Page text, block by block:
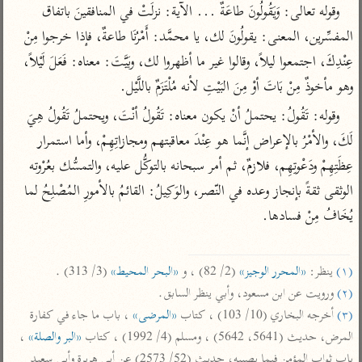
تفسير السمرقندي
تفسير الثعلبي
تفسير أبي السعود
الكشاف للزمخشري
الدر المنثور
تفسير ابن أبي حاتم
تفسير مقاتل
اشترك لتصلك أخبار مشاريعنا
راسلنا •تليجرام •تويتر
تعليمات•عن الباحث القرآني
وهو مأخوذٌ مِنْ بَاتَ أوْ مِنَ البَيْتِ لأنه مُلْتَزَمٌ باللَّيْل.
لَكَ، والأمْرُ بالإعراض إنَّما هو عِنْدَ معاقبتهم ومجازاتِهِمْ، وأما استمرار
يُخَافُ مِنْ فسادها.
(١) ينظر: «المحرر الوجيز» (2/ 82) ، و «البحر المحيط» (3/ 313) .
(٢)
ورويت عن ابن مسعود، وأبي ينظر السابق.
(٣)
أخرجه البخاري (10/ 103) ، كتاب «المرضى»
المرض، حديث (5641، 5642) ، ومسلم (4/ 1992) ، كتاب
«البر والصلة»